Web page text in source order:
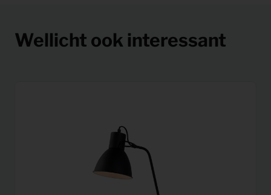
Wellicht ook interessant